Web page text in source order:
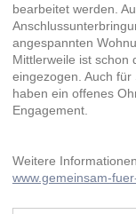
bearbeitet werden.
angespannten
Mittlerweile ist schon
eingezogen. Auch
haben ein offenes
Engagement.
Weitere
www.gemeinsam-